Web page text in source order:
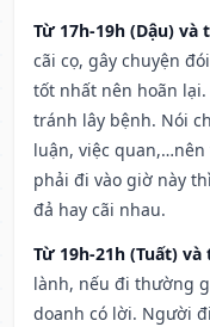
Từ 17h-19h (Dậu) và
cãi cọ, gây chuyện
tốt nhất nên hoãn
tránh lây bệnh. Nói
luận, việc
phải đi vào giờ này
đả hay cãi nhau.
Từ 19h-21h (Tuất)
lành, nếu đi thường
doanh có lời. Người